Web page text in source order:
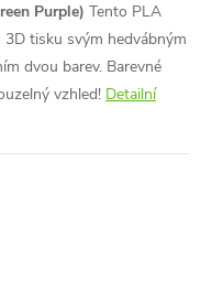
Purple) Tento PLA
3D tisku svým hedvábným
dvou barev. Barevné
vzhled! Detailní